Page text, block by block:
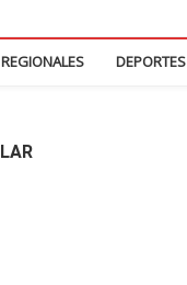
REGIONALES DEPORTES